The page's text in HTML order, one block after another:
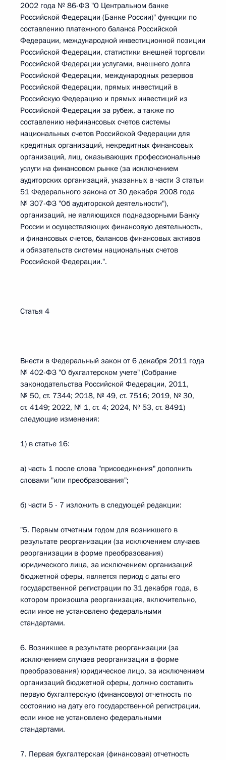
2002 года № 86-ФЗ "О Центральном банке
Российской Федерации (Банке России)" функции по
составлению платежного баланса Российской
Федерации, международной инвестиционной позиции
Российской Федерации, статистики внешней торговли
Российской Федерации услугами, внешнего долга
Российской Федерации, международных резервов
Российской Федерации, прямых инвестиций в
Российскую Федерацию и прямых инвестиций из
Российской Федерации за рубеж, а также по
составлению нефинансовых счетов системы
национальных счетов Российской Федерации для
кредитных организаций, некредитных финансовых
организаций, лиц, оказывающих профессиональные
услуги на финансовом рынке (за исключением
аудиторских организаций, указанных в части 3 статьи
51 Федерального закона от 30 декабря 2008 года
№ 307-ФЗ "Об аудиторской деятельности"),
организаций, не являющихся поднадзорными Банку
России и осуществляющих финансовую деятельность,
и финансовых счетов, балансов финансовых активов
и обязательств системы национальных счетов
Российской Федерации.".
Статья 4
Внести в Федеральный закон от 6 декабря 2011 года
№ 402-ФЗ "О бухгалтерском учете" (Собрание
законодательства Российской Федерации, 2011,
№ 50, ст. 7344; 2018, № 49, ст. 7516; 2019, № 30,
ст. 4149; 2022, № 1, ст. 4; 2024, № 53, ст. 8491)
следующие изменения:
1) в статье 16:
а) часть 1 после слова "присоединения" дополнить
словами "или преобразования";
б) части 5 - 7 изложить в следующей редакции:
"5. Первым отчетным годом для возникшего в
результате реорганизации (за исключением случаев
реорганизации в форме преобразования)
юридического лица, за исключением организаций
бюджетной сферы, является период с даты его
государственной регистрации по 31 декабря года, в
котором произошла реорганизация, включительно,
если иное не установлено федеральными
стандартами.
6. Возникшее в результате реорганизации (за
исключением случаев реорганизации в форме
преобразования) юридическое лицо, за исключением
организаций бюджетной сферы, должно составить
первую бухгалтерскую (финансовую) отчетность по
состоянию на дату его государственной регистрации,
если иное не установлено федеральными
стандартами.
7. Первая бухгалтерская (финансовая) отчетность